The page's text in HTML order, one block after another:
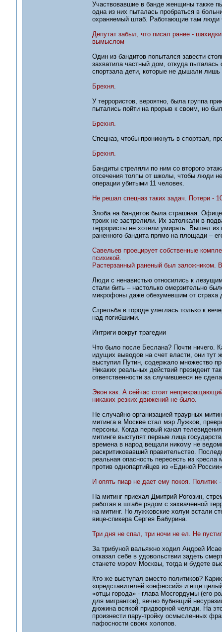
Участвовавшие в банде женщины также
одна из них пыталась пробраться в
охраняемый штаб. Работающие там люди
Депутат забыл, что писал ранее -
вымыслом
Один из бандитов попытался завести
захватила частный дом, откуда
спортзала дети, которые не дышали
Брехня.
У террористов, вероятно, была группа
пытались пойти на прорыв к своим, но
Брехня.
Спецназ, чтобы проникнуть в спортзал,
Брехня.
Бандиты стреляли по ним со второго
отсечения толпы от школы, чтобы люди
операции убитыми 11 человек.
Не решал спецназ таких задач. Потери -
Злоба на бандитов была страшная.
троих не застрелили. Их затолкали в
террористы не хотели умирать. Вышел из
раненного бандита прямо на площади –
Савельев проецирует собственные
психикой.
Растерзанный раненый был заложником.
Люди с ненавистью относились к
стали бить – настолько омерзительно
микрофоны даже обезумевшим от
Стрельба в городе улеглась только к
над погибшими.
Интриги вокруг трагедии
Что было после Беслана? Почти ничего.
идущих выводов на счет власти, они тут
выступил Путин, содержало множество
Никаких реальных действий президент
ответственности за случившееся не
Эвон как. А сейчас стоит
никаких резких движений не было.
Не случайно организацией траурных
митинга в Москве стал мэр Лужков,
персоны. Когда первый канал
митинге выступят первые лица
времена в народ вещали никому не
раскритиковавший правительство.
реальная опасность пересесть из
против однопартийцев из «Единой
И опять пиар не дает ему покоя. Политик -
На митинг приехал Дмитрий Рогозин,
работая в штабе рядом с захваченной
на митинг. Но лужковские холуи встали
вице-спикера Сергея Бабурина.
Три дня не спал, три ночи не ел. Не
За трибуной вальяжно ходил Андрей
отказал себе в удовольствии задеть
станете мэром Москвы, тогда и будете
Кто же выступал вместо политиков?
«представителей конфессий» и еще
«отцы города» - глава Мосгордумы (его
для мигрантов), вечно бубнящий
дюжина всякой придворной челяди. На
произнести пару-тройку осмысленных
пафосности своих холопов.